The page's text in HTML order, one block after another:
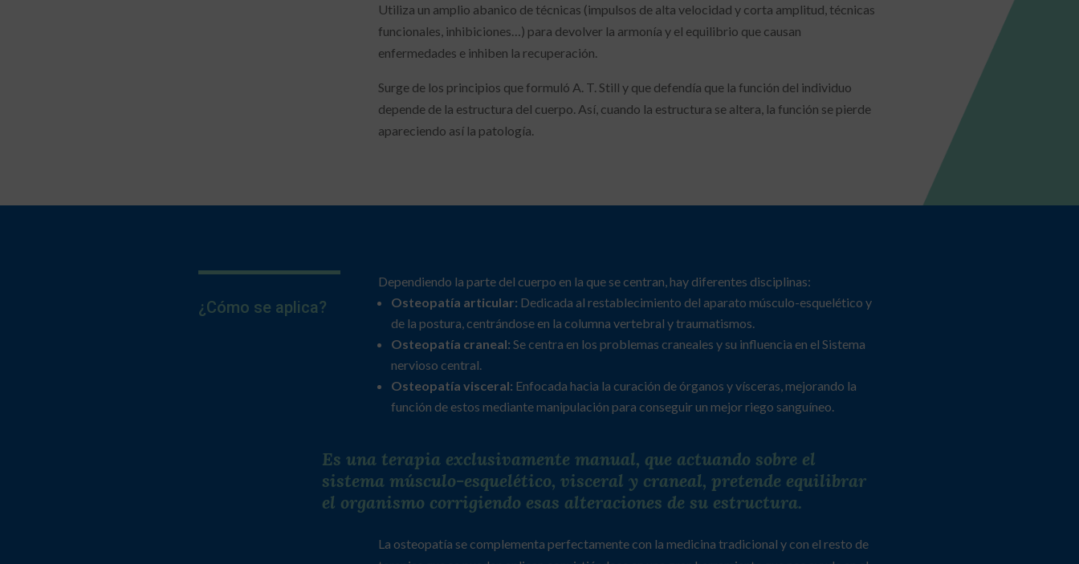
Utiliza un amplio abanico de técnicas (impulsos de alta velocidad y corta amplitud, técnicas
funcionales, inhibiciones…) para devolver la armonía y el equilibrio que causan
enfermedades e inhiben la recuperación.
Surge de los principios que formuló A. T. Still y que defendía que la función del individuo
depende de la estructura del cuerpo. Así, cuando la estructura se altera, la función se pierde
apareciendo así la patología.
¿Cómo se aplica?
Dependiendo la parte del cuerpo en la que se centran, hay diferentes disciplinas:
Osteopatía articular: Dedicada al restablecimiento del aparato músculo-esquelético y
de la postura, centrándose en la columna vertebral y traumatismos.
Osteopatía craneal: Se centra en los problemas craneales y su influencia en el Sistema
nervioso central.
Osteopatía visceral: Enfocada hacia la curación de órganos y vísceras, mejorando la
función de estos mediante manipulación para conseguir un mejor riego sanguíneo.
Es una terapia exclusivamente manual, que actuando sobre el
sistema músculo-esquelético, visceral y craneal, pretende equilibrar
el organismo corrigiendo esas alteraciones de su estructura.
La osteopatía se complementa perfectamente con la medicina tradicional y con el resto de